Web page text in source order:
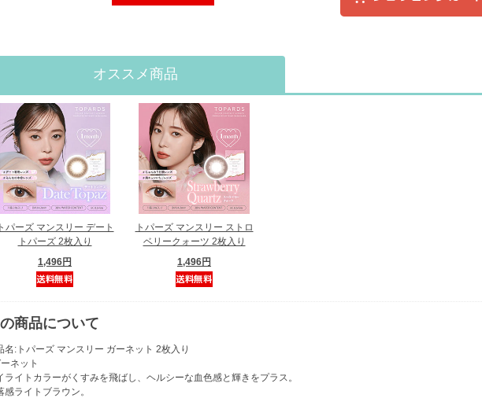
オススメ商品
トパーズ マンスリー デート
トパーズ 2枚入り
1,496円
トパーズ マンスリー ストロ
ベリークォーツ 2枚入り
1,496円
商品について
名:トパーズ マンスリー ガーネット 2枚入り
ネット
ライトカラーがくすみを飛ばし、ヘルシーな血色感と輝きをプラス。
感ライトブラウン。